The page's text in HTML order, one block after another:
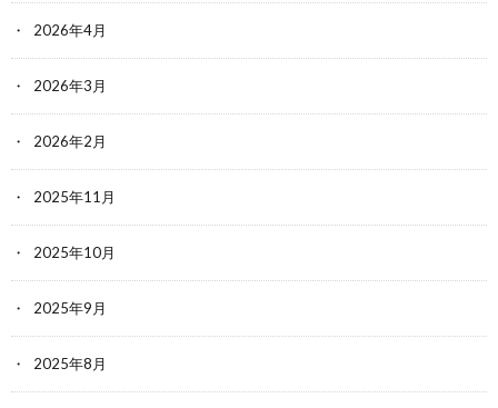
2026年4月
2026年3月
2026年2月
2025年11月
2025年10月
2025年9月
2025年8月